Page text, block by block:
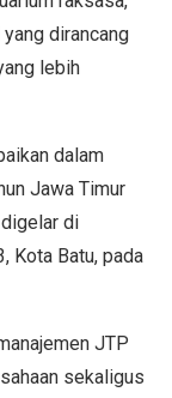
dirancang
lebih
dalam
Jawa Timur
digelar di
Kota Batu, pada
JTP
sekaligus